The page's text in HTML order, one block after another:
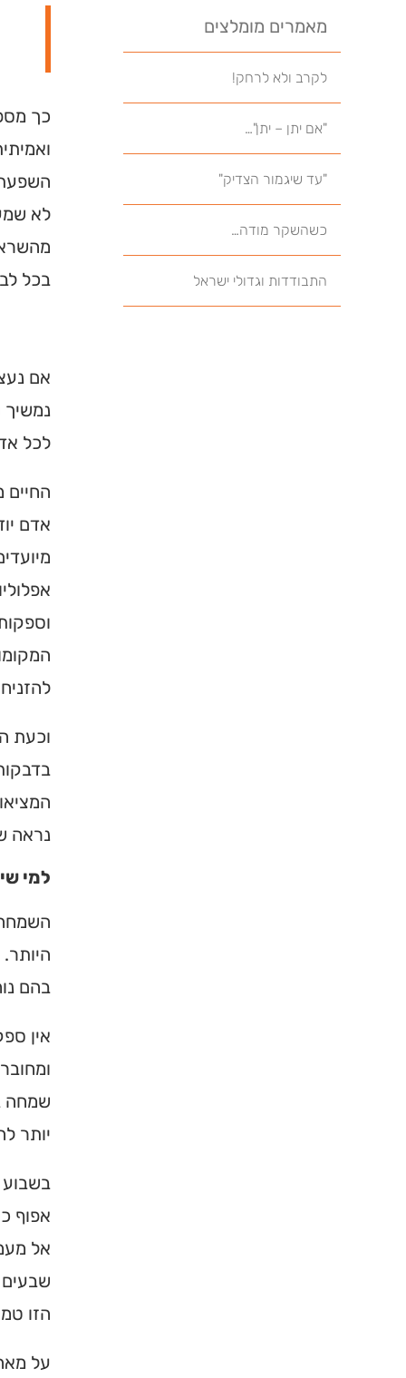
מאמרים מומלצים
לקרב ולא לרחק!
"אם יתן – יתן"…
"עד שיגמור הצדיק"
כשהשקר מודה…
התבודדות וגדולי ישראל
כך
השפעת
לא
בכל
אם
נמשיך
לכל
אדם
וכעת
נראה
למי
בהם
אין
שמחה
יותר
אפוף
אל
הזו
על
מחפשים